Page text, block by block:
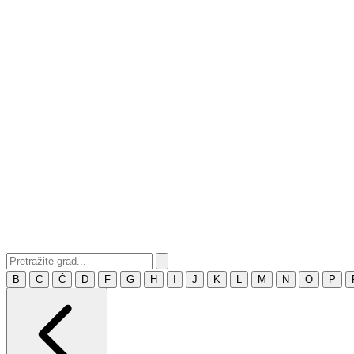
B C Č D F G H J K M N O P